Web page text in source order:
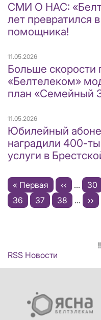
СМИ О НАС:
лет превратился
помощника!
11.05.2026
Больше скорости
«Белтелеком»
план «Семейный
11.05.2026
Юбилейный
наградили 400-
услуги в
Нумерация
страниц
Первая
страница
« Первая ←
‹‹ … Page
30
Page
36 Page
37 Page
38 … ››
RSS Новости